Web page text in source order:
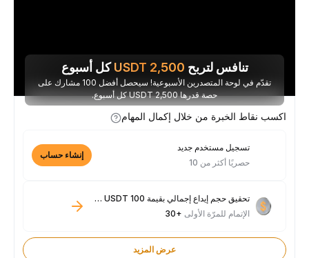
تنافس لتربح 2,500
USDTكل أسبوع
تقدّم في لوحة المتصدرين الأسبوعية! سيحصل أفضل 100 مشارك على
حصة قدرها 2,500 USDT كل أسبوع.
اكسب نقاط الخبرة من خلال إكمال المهام
تسجيل مستخدم جديد
حصريًا أكثر من 10
إنشاء حساب
تحقيق حجم إيداع إجمالي بقيمة 100 USDT فأكثر
الإتمام للمرّة الأولى+30
عرض المزيد